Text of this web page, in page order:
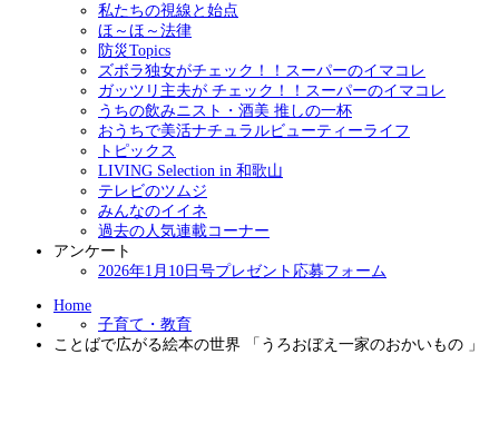
私たちの視線と始点
ほ～ほ～法律
防災Topics
ズボラ独女がチェック！！スーパーのイマコレ
ガッツリ主夫が チェック！！スーパーのイマコレ
うちの飲みニスト・酒美 推しの一杯
おうちで美活ナチュラルビューティーライフ
トピックス
LIVING Selection in 和歌山
テレビのツムジ
みんなのイイネ
過去の人気連載コーナー
アンケート
2026年1月10日号プレゼント応募フォーム
Home
子育て・教育
ことばで広がる絵本の世界 「うろおぼえ一家のおかいもの 」